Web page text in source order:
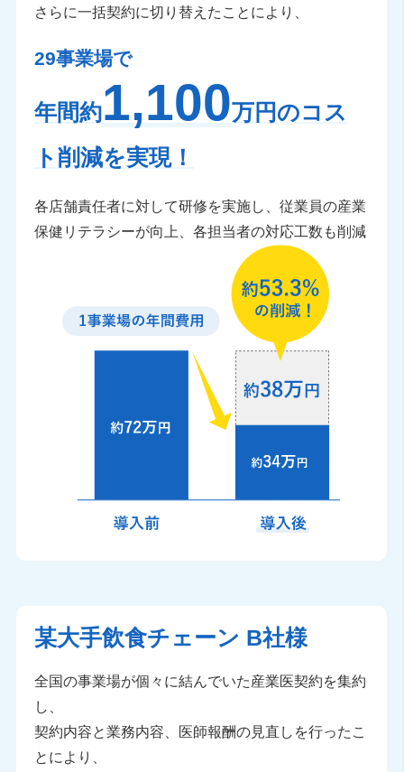
さらに一括契約に切り替えたことにより、
29事業場で
年間約1,100万円のコス
ト削減を実現！
各店舗責任者に対して研修を実施し、従業員の産業
保健リテラシーが向上、各担当者の対応工数も削減
某大手飲食チェーン B社様
全国の事業場が個々に結んでいた産業医契約を集約
し、
契約内容と業務内容、医師報酬の見直しを行ったこ
とにより、